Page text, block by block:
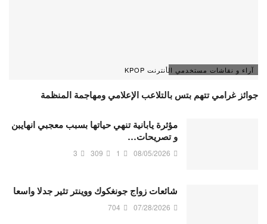
آراء و نقاشات مستخدمي الأنترنت KPOP
جوائز غرامي تتهم بتس بالتلاعب الإعلامي ومهاجمة المنظمة
مؤثرة يابانية تنهي حياتها بسبب معجبي انهايبن
و تصريحات…
08/05/2026
1
309
3
شائعات زواج جونغكوك ووينتر تثير جدلا واسعا
07/28/2026
704